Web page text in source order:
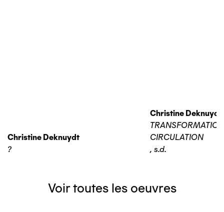
Christine Deknuydt
?
Christine Deknuydt
TRANSFORMATION
CIRCULATION
, s.d.
Voir toutes les oeuvres